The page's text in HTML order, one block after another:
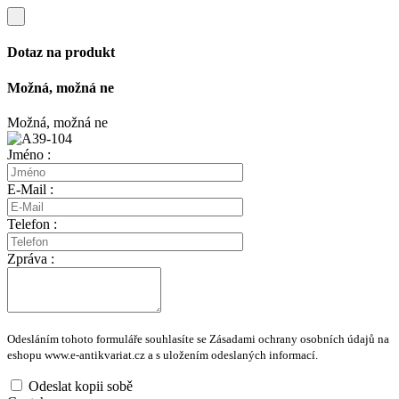
Dotaz na produkt
Možná, možná ne
Možná, možná ne
Jméno :
E-Mail :
Telefon :
Zpráva :
Odesláním tohoto formuláře souhlasíte se Zásadami ochrany osobních údajů na
eshopu www.e-antikvariat.cz a s uložením odeslaných informací.
Odeslat kopii sobě